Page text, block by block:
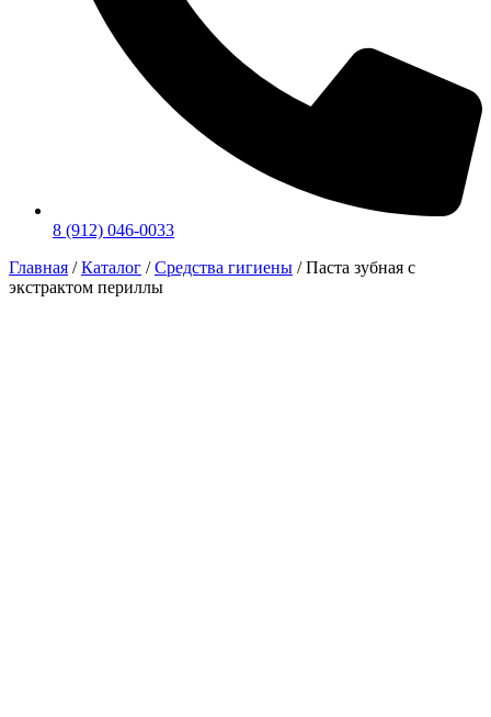
8 (912) 046-0033
Главная / Каталог / Средства гигиены / Паста зубная с
экстрактом периллы